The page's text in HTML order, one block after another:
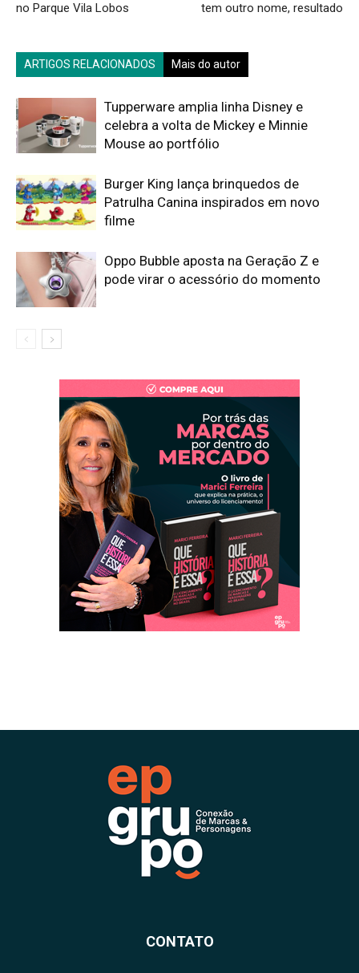
no Parque Vila Lobos
tem outro nome, resultado
ARTIGOS RELACIONADOS Mais do autor
Tupperware amplia linha Disney e
celebra a volta de Mickey e Minnie
Mouse ao portfólio
Burger King lança brinquedos de
Patrulha Canina inspirados em novo
filme
Oppo Bubble aposta na Geração Z e
pode virar o acessório do momento
CONTATO